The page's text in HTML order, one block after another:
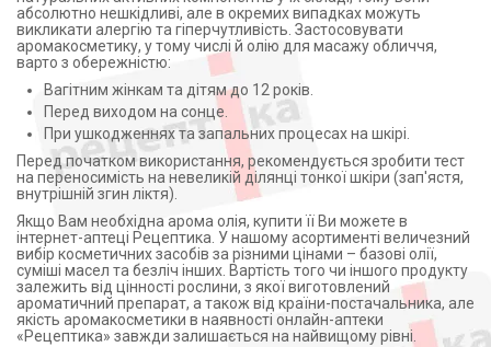
абсолютно нешкідливі, але в окремих випадках можуть
викликати алергію та гіперчутливість. Застосовувати
аромакосметику, у тому числі й олію для масажу обличчя,
варто з обережністю:
Вагітним жінкам та дітям до 12 років.
Перед виходом на сонце.
При ушкодженнях та запальних процесах на шкірі.
Перед початком використання, рекомендується зробити тест
на переносимість на невеликій ділянці тонкої шкіри (зап'ястя,
внутрішній згин ліктя).
Якщо Вам необхідна арома олія, купити її Ви можете в
інтернет-аптеці Рецептика. У нашому асортименті величезний
вибір косметичних засобів за різними цінами – базові олії,
суміші масел та безліч інших. Вартість того чи іншого продукту
залежить від цінності рослини, з якої виготовлений
ароматичний препарат, а також від країни-постачальника, але
якість аромакосметики в наявності онлайн-аптеки
«Рецептика» завжди залишається на найвищому рівні.